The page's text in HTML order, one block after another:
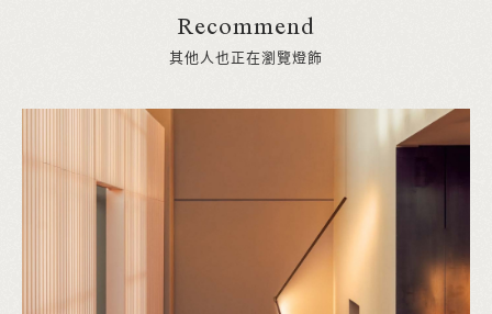
Recommend
其他人也正在瀏覽燈飾